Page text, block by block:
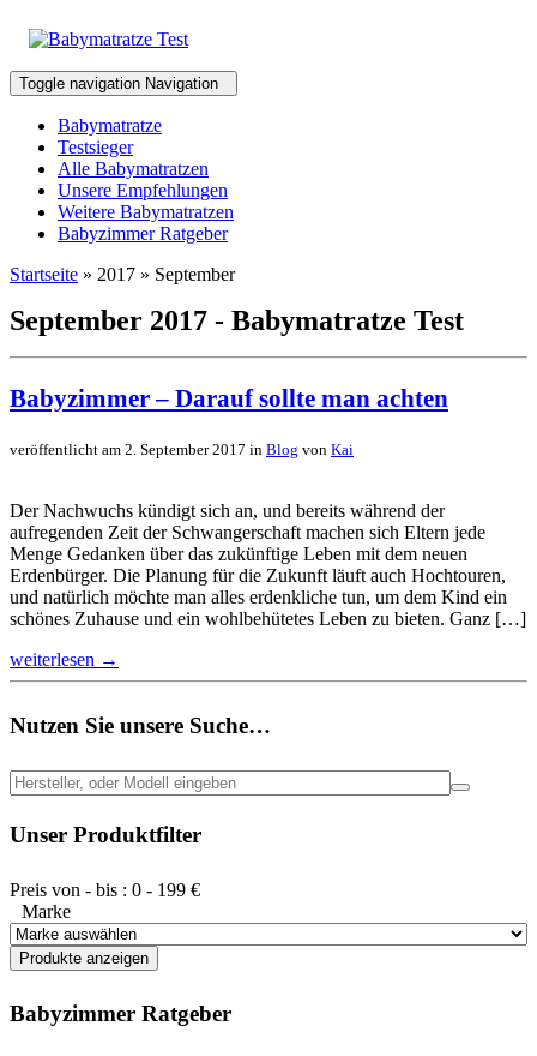
Toggle navigation Navigation
Babymatratze
Testsieger
Alle Babymatratzen
Unsere Empfehlungen
Weitere Babymatratzen
Babyzimmer Ratgeber
Startseite » 2017 » September
September 2017 - Babymatratze Test
Babyzimmer – Darauf sollte man achten
veröffentlicht am 2. September 2017 in Blog von Kai
Der Nachwuchs kündigt sich an, und bereits während der
aufregenden Zeit der Schwangerschaft machen sich Eltern jede
Menge Gedanken über das zukünftige Leben mit dem neuen
Erdenbürger. Die Planung für die Zukunft läuft auch Hochtouren,
und natürlich möchte man alles erdenkliche tun, um dem Kind ein
schönes Zuhause und ein wohlbehütetes Leben zu bieten. Ganz […]
weiterlesen →
Nutzen Sie unsere Suche…
Unser Produktfilter
Preis von - bis : 0 - 199 €
Marke
Babyzimmer Ratgeber